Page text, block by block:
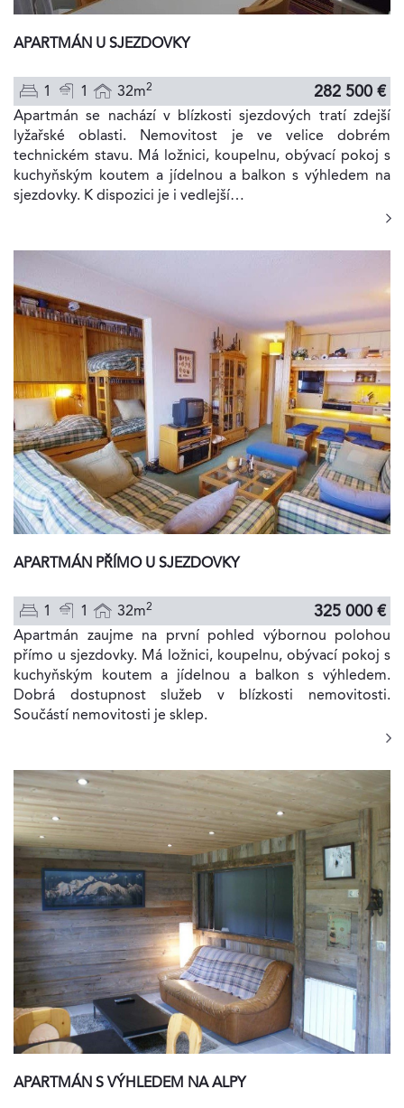
APARTMÁN U SJEZDOVKY
1 1 32m2 282 500 €
Apartmán se nachází v blízkosti sjezdových tratí zdejší
lyžařské oblasti. Nemovitost je ve velice dobrém
technickém stavu. Má ložnici, koupelnu, obývací pokoj s
kuchyňským koutem a jídelnou a balkon s výhledem na
sjezdovky. K dispozici je i vedlejší…
APARTMÁN PŘÍMO U SJEZDOVKY
1 1 32m2 325 000 €
Apartmán zaujme na první pohled výbornou polohou
přímo u sjezdovky. Má ložnici, koupelnu, obývací pokoj s
kuchyňským koutem a jídelnou a balkon s výhledem.
Dobrá dostupnost služeb v blízkosti nemovitosti.
Součástí nemovitosti je sklep.
APARTMÁN S VÝHLEDEM NA ALPY